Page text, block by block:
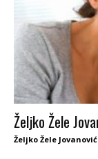
Željko Žele
Željko Žele Jovanović